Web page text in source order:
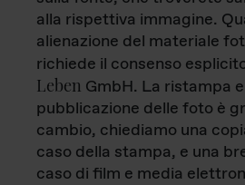
alla rispettiva immagine.
alienazione del materiale
richiede il consenso
Leben GmbH. La ristampa
pubblicazione delle foto è
cambio, chiediamo una
caso della stampa, e una
caso di film e media